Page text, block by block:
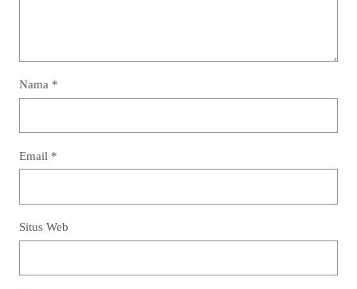
Nama *
Email *
Situs Web